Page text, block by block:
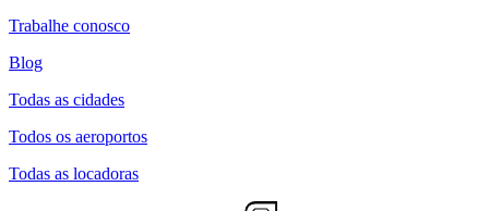
Trabalhe conosco
Blog
Todas as cidades
Todos os aeroportos
Todas as locadoras